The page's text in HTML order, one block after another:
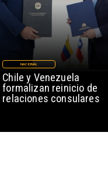
Chile y Venezuela
formalizan reinicio de
relaciones consulares
NACIONAL